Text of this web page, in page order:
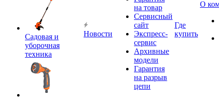
Садовая и
уборочная
техника
Новости
на товар
Сервисный
сайт
Экспресс-
сервис
Архивные
модели
Гарантия
на разрыв
цепи
Где
купить
О